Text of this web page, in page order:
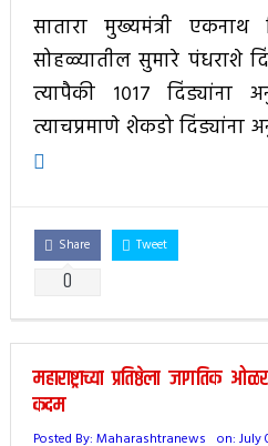
सातारा मुख्यमंत्री
सोहळ्यातील सुमारे पंधराशे
त्यापैकी १०१७
त्याचप्रमाणे शेकडो दिंड्यांना
Share
0
Tweet
महाराष्ट्राच्या प्रतिष्ठेला
कदम
Posted By: Maharashtranews on: July